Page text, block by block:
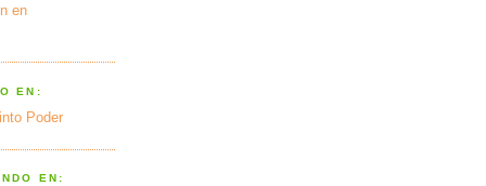
en
EN:
Poder
EN: